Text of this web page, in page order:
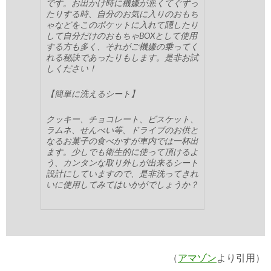
です。お出かけ時に機嫌が悪くてぐずっ
たりする時、自分のお気に入りのおもち
ゃなどをこのポケットに入れて隠したり
して自分だけのおもちゃBOXとして使用
する方も多く、それがご機嫌の乗ってく
れる秘訣であったりもします。是非お試
しください！
【簡単に洗えるシート】
クッキー、チョコレート、ビスケット、
ラムネ、せんべい等、ドライブのお供と
なるお菓子の食べかすが車内では一杯出
ます。少しでも衛生的に使って頂けるよ
う、カンタンな取り外しが出来るシート
設計にしていますので、是非洗ってきれ
いに使用してみてはいかがでしょうか？
（アマゾン より引用）